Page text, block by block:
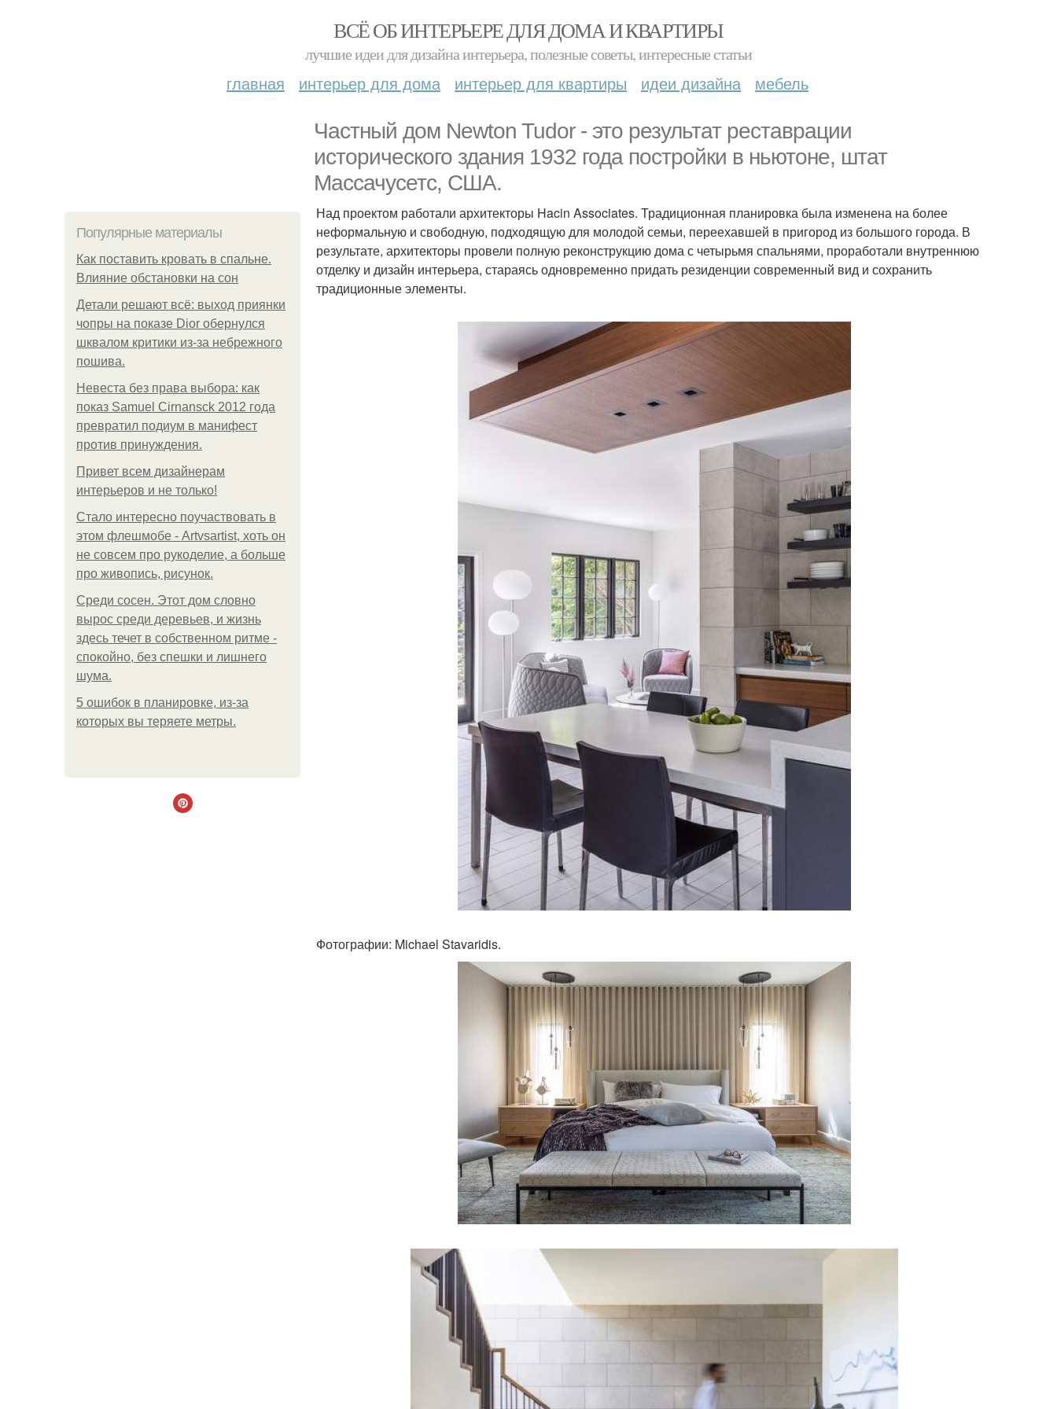
ВСЁ ОБ ИНТЕРЬЕРЕ ДЛЯ ДОМА И КВАРТИРЫ
лучшие идеи для дизайна интерьера, полезные советы, интересные статьи
главная интерьер для дома интерьер для квартиры идеи дизайна мебель
Частный дом Newton Tudor - это результат реставрации
исторического здания 1932 года постройки в ньютоне, штат
Массачусетс, США.
Популярные материалы
Как поставить кровать в спальне.
Влияние обстановки на сон
Детали решают всё: выход приянки
чопры на показе Dior обернулся
шквалом критики из-за небрежного
пошива.
Невеста без права выбора: как
показ Samuel Cirnansck 2012 года
превратил подиум в манифест
против принуждения.
Привет всем дизайнерам
интерьеров и не только!
Стало интересно поучаствовать в
этом флешмобе - Artvsartist, хоть он
не совсем про рукоделие, а больше
про живопись, рисунок.
Среди сосен. Этот дом словно
вырос среди деревьев, и жизнь
здесь течет в собственном ритме -
спокойно, без спешки и лишнего
шума.
5 ошибок в планировке, из-за
которых вы теряете метры.
Над проектом работали архитекторы Hacin Associates. Традиционная планировка была изменена на более
неформальную и свободную, подходящую для молодой семьи, переехавшей в пригород из большого города. В
результате, архитекторы провели полную реконструкцию дома с четырьмя спальнями, проработали внутреннюю
отделку и дизайн интерьера, стараясь одновременно придать резиденции современный вид и сохранить
традиционные элементы.
Фотографии: Michael Stavaridis.